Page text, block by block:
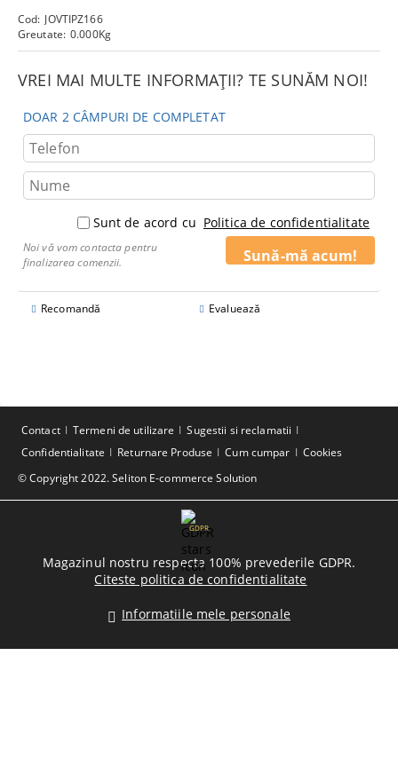
Cod: JOVTIPZ166
Greutate: 0.000Kg
VREI MAI MULTE INFORMAȚII? TE SUNĂM NOI!
DOAR 2 CÂMPURI DE COMPLETAT
Sunt de acord cu Politica de confidentialitate
Noi vă vom contacta pentru
finalizarea comenzii.
Recomandă Evaluează
© Copyright 2022. Seliton E-commerce Solution
Contact Termeni de utilizare
Sugestii si reclamatii
Confidentialitate
Returnare Produse Cum cumpar Cookies
GDPR
Magazinul nostru respecta 100% prevederile GDPR.
Citeste politica de confidentialitate
Informatiile mele personale